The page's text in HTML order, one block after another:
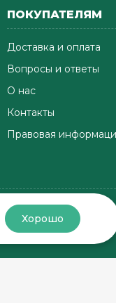
ПОКУПАТЕЛЯМ
Доставка и оплата
Вопросы и ответы
О нас
Контакты
Правовая
Хорошо